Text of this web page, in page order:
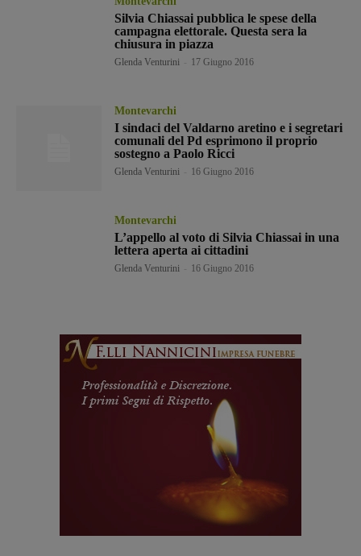
Silvia Chiassai pubblica le spese della
campagna elettorale. Questa sera la
chiusura in piazza
Glenda Venturini 17 Giugno 2016
Montevarchi
I sindaci del Valdarno aretino e i segretari
comunali del Pd esprimono il proprio
sostegno a Paolo Ricci
Glenda Venturini 16 Giugno 2016
Montevarchi
L’appello al voto di Silvia Chiassai in una
lettera aperta ai cittadini
Glenda Venturini 16 Giugno 2016